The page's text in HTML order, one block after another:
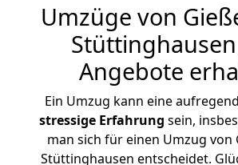
Umzüge von
Angebote
Ein Umzug kann eine
stressige Erfahrung sein,
man sich für einen Umzug von
Stüttinghausen entscheidet.